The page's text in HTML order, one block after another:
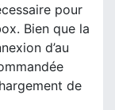
pour
Bien que la
d’au
de